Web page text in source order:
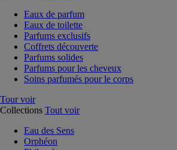
Eaux de parfum
Eaux de toilette
Parfums exclusifs
Coffrets découverte
Parfums solides
Parfums pour les cheveux
Soins parfumés pour le corps
Tour voir
Collections Tout voir
Eau des Sens
Orphéon